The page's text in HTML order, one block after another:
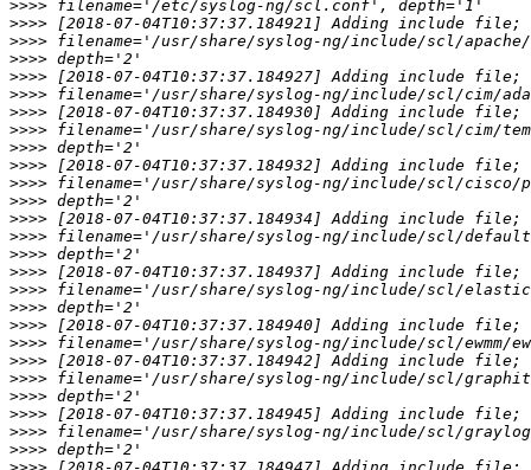
>>>>
>>>>
>>>>
>>>>
>>>>
>>>>
>>>>
>>>>
>>>>
>>>>
>>>>
>>>>
>>>>
>>>>
>>>>
>>>>
>>>>
>>>>
>>>>
>>>>
>>>>
>>>>
>>>>
>>>>
>>>>
>>>>